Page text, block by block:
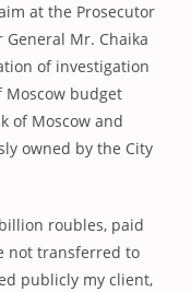
at the Prosecutor
General Mr. Chaika
of investigation
budget
of Moscow and
owned by the City
roubles, paid
not transferred to
publicly my client,